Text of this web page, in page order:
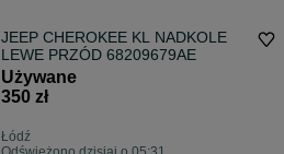
JEEP CHEROKEE KL NADKOLE
LEWE PRZÓD 68209679AE
Używane
350 zł
Łódź